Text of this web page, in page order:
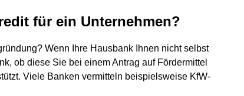
für ein Unternehmen?
Wenn Ihre Hausbank Ihnen nicht selbst
ob diese Sie bei einem Antrag auf Fördermittel
Viele Banken vermitteln beispielsweise KfW-